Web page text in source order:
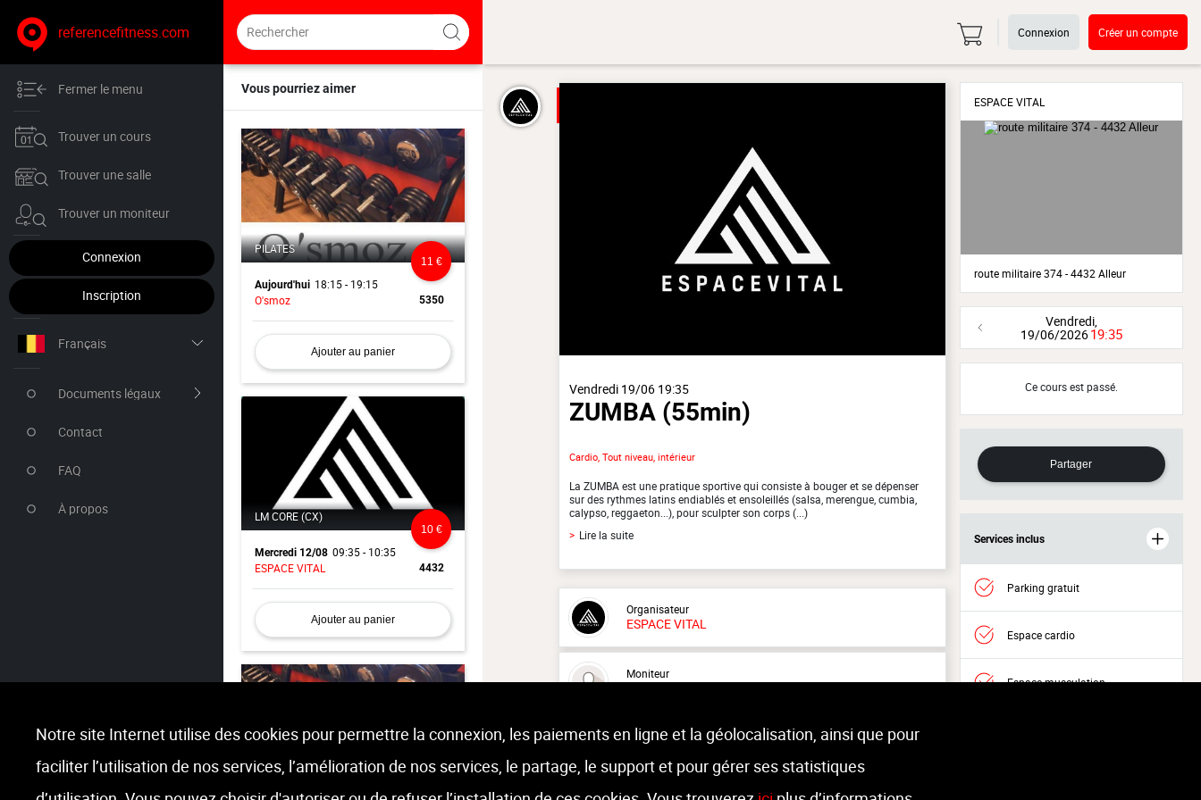
referencefitness.com
Fermer le menu
Trouver un cours
Trouver une salle
Trouver un moniteur
Connexion
Inscription
Français
Documents légaux
Contact
FAQ
À propos
Vous pourriez aimer
PILATES
Aujourd'hui 18:15 - 19:15
O'smoz
5350
11 €
Ajouter au panier
LM CORE (CX)
Mercredi 12/08 09:35 - 10:35
ESPACE VITAL
4432
10 €
Ajouter au panier
11 €
Connexion Créer un compte
Vendredi 19/06 19:35
ZUMBA(55min)
Cardio, Tout niveau, intérieur
La ZUMBA est une pratique sportive qui consiste à bouger et se dépenser
sur des rythmes latins endiablés et ensoleillés (salsa, merengue, cumbia,
calypso, reggaeton...), pour sculpter son corps (...)
> Lire la suite
Organisateur
ESPACE VITAL
Moniteur
Non renseigné.
Lieu : ESPACE VITAL
ESPACE VITAL
route militaire 374 - 4432 Alleur
Vendredi,
19/06/202619:35
Ce cours est passé.
Partager
Services inclus
Parking gratuit
Espace cardio
Espace musculation
Notre site Internet utilise des cookies pour permettre la connexion, les paiements en ligne et la géolocalisation, ainsi que pour
faciliter l’utilisation de nos services, l’amélioration de nos services, le partage, le support et pour gérer ses statistiques